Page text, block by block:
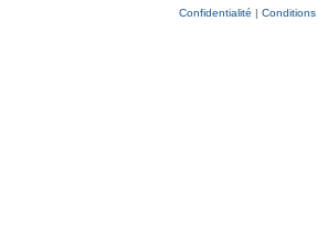
Confidentialité | Conditions